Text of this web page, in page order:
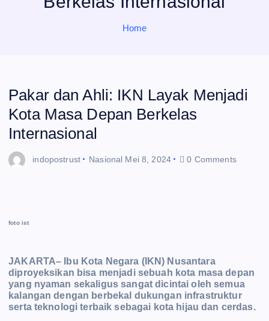
Home
Pakar dan Ahli: IKN Layak Menjadi
Kota Masa Depan Berkelas
Internasional
indopostrust Nasional Mei 8, 2024 0 Comments
foto ist
JAKARTA– Ibu Kota Negara (IKN) Nusantara
diproyeksikan bisa menjadi sebuah kota masa depan
yang nyaman sekaligus sangat dicintai oleh semua
kalangan dengan berbekal dukungan infrastruktur
serta teknologi terbaik sebagai kota hijau dan cerdas.